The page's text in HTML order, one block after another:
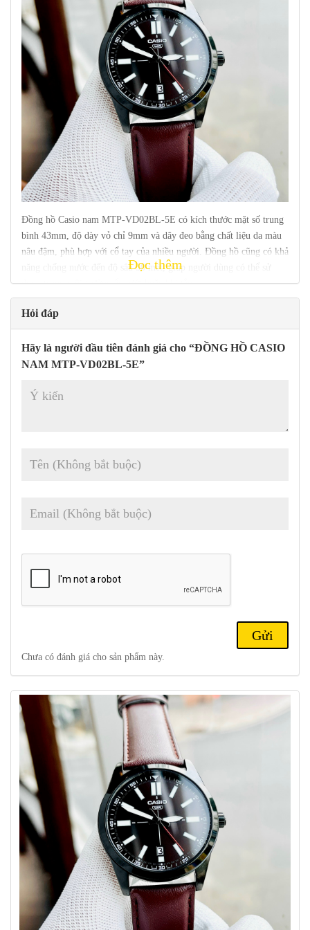
Đồng hồ Casio nam MTP-VD02BL-5E có kích thước mặt số trung
bình 43mm, độ dày vỏ chỉ 9mm và dây đeo bằng chất liệu da màu
nâu đậm, phù hợp với cổ tay của nhiều người. Đồng hồ cũng có khả
năng chống nước đến độ sâu 50 mét, giúp người dùng có thể sử
dụng trong môi trường ẩm ướt hoặc khi tắm.
phong cách thời trang. Đồng hồ cũng có tính năng đa dụng
và độ chính xác cao, là lựa chọn tốt cho những người yêu
Đọc thêm
Hỏi đáp
Hãy là người đầu tiên đánh giá cho “ĐỒNG HỒ CASIO
NAM MTP-VD02BL-5E”
Chưa có đánh giá cho sản phẩm này.